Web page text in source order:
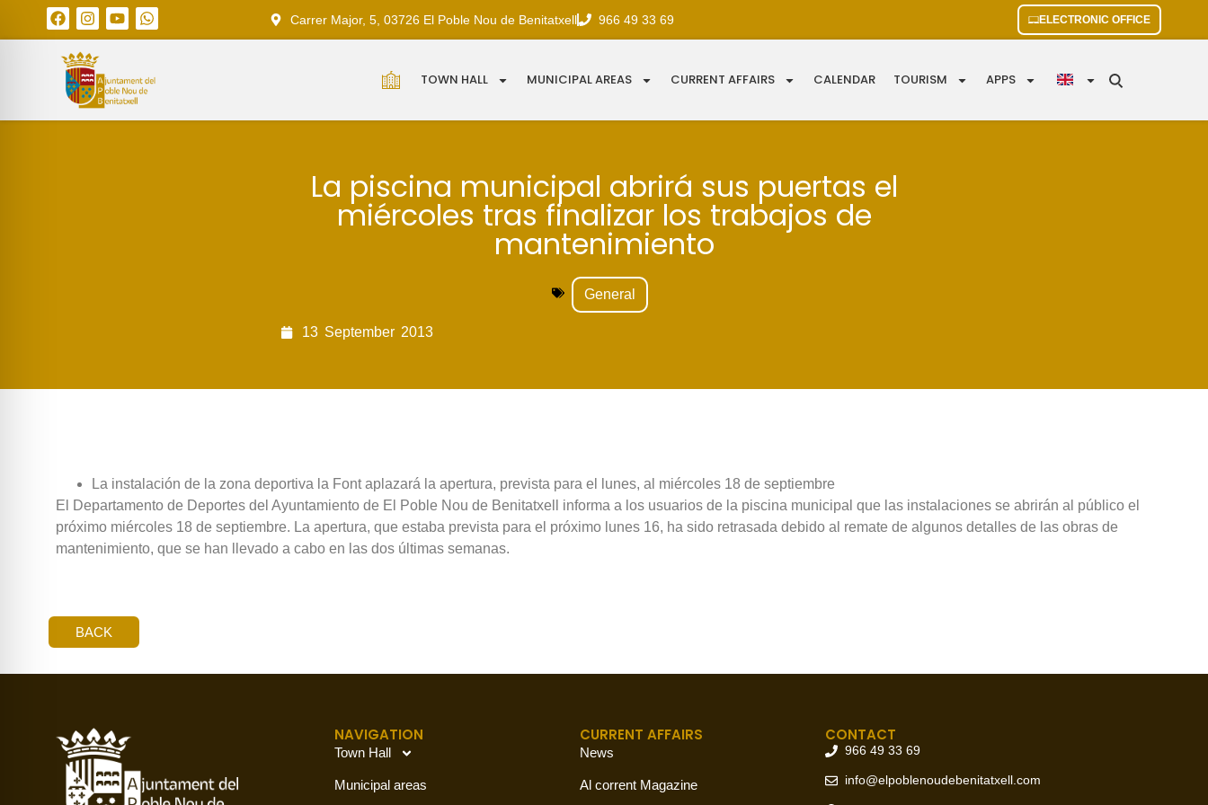
Carrer Major, 5, 03726 El Poble Nou de Benitatxell 966 49 33 69 ELECTRONIC OFFICE
TOWN HALL MUNICIPAL AREAS CURRENT AFFAIRS CALENDAR TOURISM APPS
La piscina municipal abrirá sus puertas el
miércoles tras finalizar los trabajos de
mantenimiento
General
13 September 2013
La instalación de la zona deportiva la Font aplazará la apertura, prevista para el lunes, al miércoles 18 de septiembre
El Departamento de Deportes del Ayuntamiento de El Poble Nou de Benitatxell informa a los usuarios de la piscina municipal que las instalaciones se abrirán al público el
próximo miércoles 18 de septiembre. La apertura, que estaba prevista para el próximo lunes 16, ha sido retrasada debido al remate de algunos detalles de las obras de
mantenimiento, que se han llevado a cabo en las dos últimas semanas.
BACK
NAVIGATION
Town Hall
Municipal areas
CURRENT AFFAIRS
News
Al corrent Magazine
CONTACT
966 49 33 69
info@elpoblenoudebenitatxell.com